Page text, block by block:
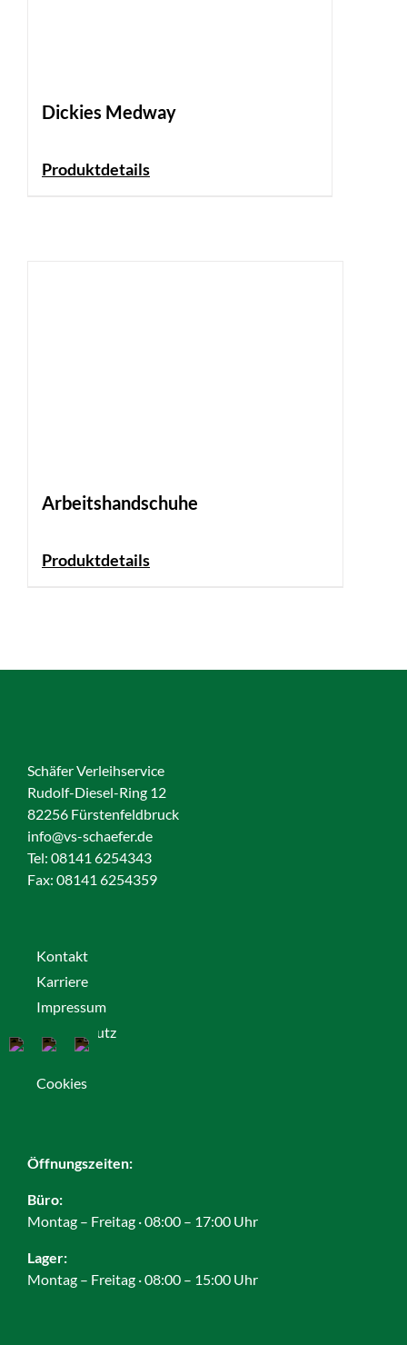
Dickies Medway
Produktdetails
Arbeitshandschuhe
Produktdetails
Schäfer Verleihservice
Rudolf-Diesel-Ring 12
82256 Fürstenfeldbruck
info@vs-schaefer.de
Tel: 08141 6254343
Fax: 08141 6254359
Kontakt
Karriere
Impressum
Datenschutz
Cookies
Öffnungszeiten:
Büro:
Montag – Freitag · 08:00 – 17:00 Uhr
Lager:
Montag – Freitag · 08:00 – 15:00 Uhr